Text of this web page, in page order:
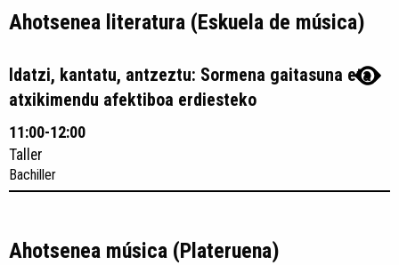
Ahotsenea literatura (Eskuela de música)
Idatzi, kantatu, antzeztu: Sormena gaitasuna eta
atxikimendu afektiboa erdiesteko
11:00-12:00
Taller
Bachiller
Ahotsenea música (Plateruena)